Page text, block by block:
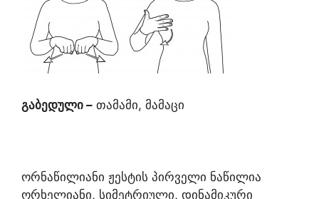
გაბედული – თამამი, მამაცი
ორნაწილიანი ჟესტის პირველი ნაწილია
ორხელიანი, სიმეტრიული, დინამიკური